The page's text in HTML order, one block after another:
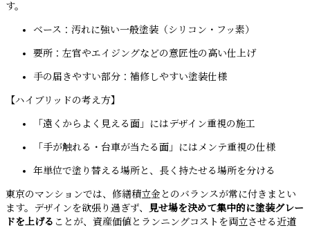
す。
ベース：汚れに強い一般塗装（シリコン・フッ素）
要所：左官やエイジングなどの意匠性の高い仕上げ
手の届きやすい部分：補修しやすい塗装仕様
【ハイブリッドの考え方】
「遠くからよく見える面」にはデザイン重視の施工
「手が触れる・台車が当たる面」にはメンテ重視の仕様
年単位で塗り替える場所と、長く持たせる場所を分ける
東京のマンションでは、修繕積立金とのバランスが常に付きまとい
ます。デザインを欲張り過ぎず、
見せ場を決めて集中的に塗装グレー
ドを上げる ことが、資産価値とランニングコストを両立させる近道